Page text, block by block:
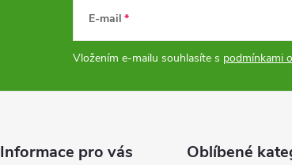
E-mail
Vložením e-mailu souhlasíte s podmínkami
Informace pro vás Oblíbené